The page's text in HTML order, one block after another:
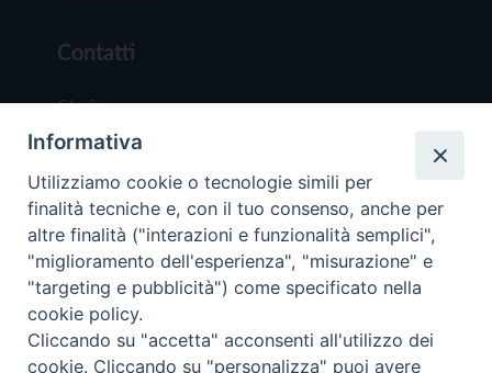
Contatti
Chi Siamo
Redazione
Scrivici
Copyright © 2019 - Tutti i diritti riservati - Vita
Trentina Editrice
Informativa
Utilizziamo cookie o tecnologie simili per
finalità tecniche e, con il tuo consenso, anche per
altre finalità ("interazioni e funzionalità semplici",
"miglioramento dell'esperienza", "misurazione" e
"targeting e pubblicità") come specificato nella
cookie policy.
Cliccando su "accetta" acconsenti all'utilizzo dei
cookie. Cliccando su "personalizza" puoi avere